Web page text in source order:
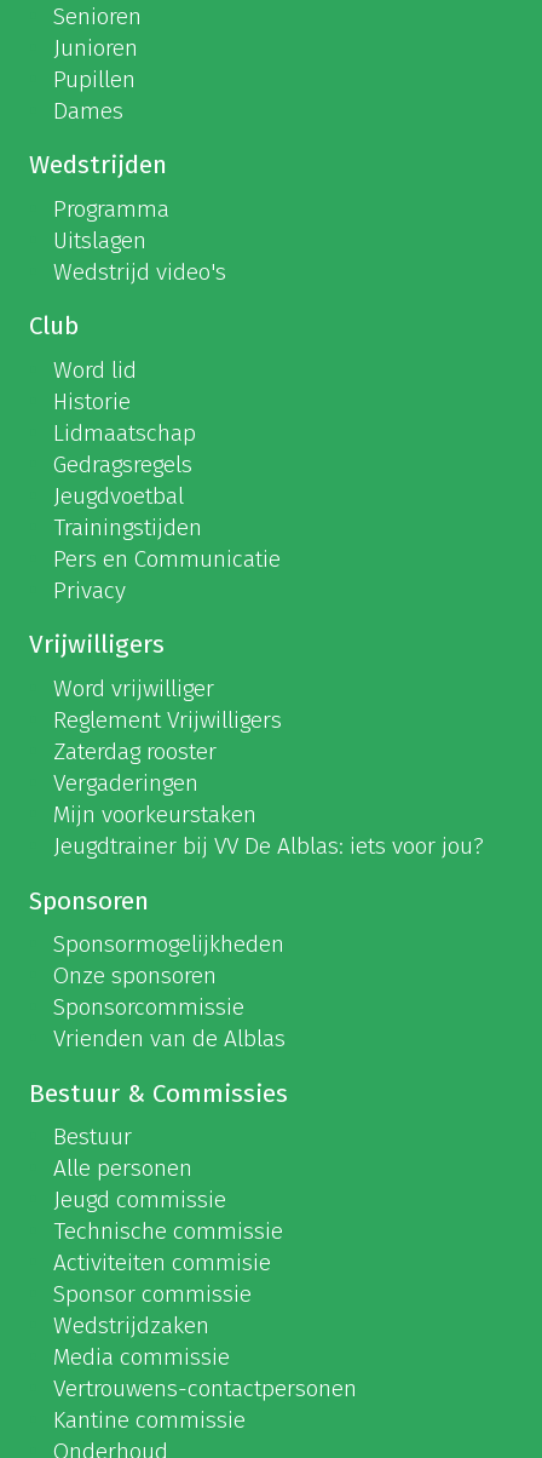
Senioren
Junioren
Pupillen
Dames
Wedstrijden
Programma
Uitslagen
Wedstrijd video's
Club
Word lid
Historie
Lidmaatschap
Gedragsregels
Jeugdvoetbal
Trainingstijden
Pers en Communicatie
Privacy
Vrijwilligers
Word vrijwilliger
Reglement Vrijwilligers
Zaterdag rooster
Vergaderingen
Mijn voorkeurstaken
Jeugdtrainer bij VV De Alblas: iets voor jou?
Sponsoren
Sponsormogelijkheden
Onze sponsoren
Sponsorcommissie
Vrienden van de Alblas
Bestuur & Commissies
Bestuur
Alle personen
Jeugd commissie
Technische commissie
Activiteiten commisie
Sponsor commissie
Wedstrijdzaken
Media commissie
Vertrouwens-contactpersonen
Kantine commissie
Onderhoud